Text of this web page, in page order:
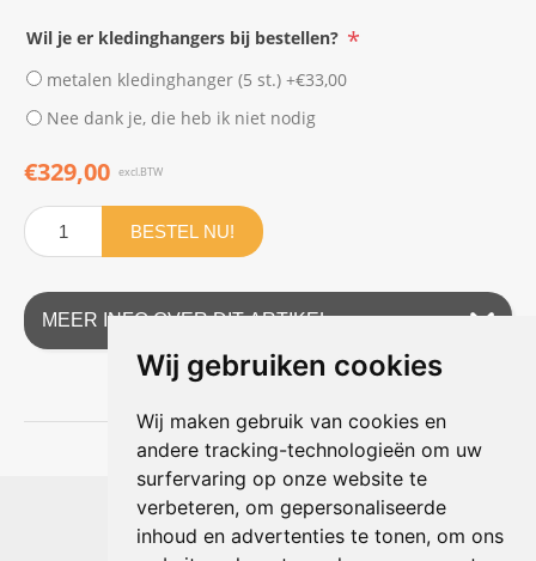
Wij gebruiken cookies
Wij maken gebruik van cookies en
andere tracking-technologieën om uw
surfervaring op onze website te
verbeteren, om gepersonaliseerde
inhoud en advertenties te tonen, om ons
Wil je er kledinghangers bij bestellen? *
metalen kledinghanger (5 st.) +€33,00
Nee dank je, die heb ik niet nodig
€329,00 excl.BTW
BESTEL NU!
MEER INFO OVER DIT ARTIKEL
Shophouse online
Max Planckstraat 4
6716 BE Ede, Nederland